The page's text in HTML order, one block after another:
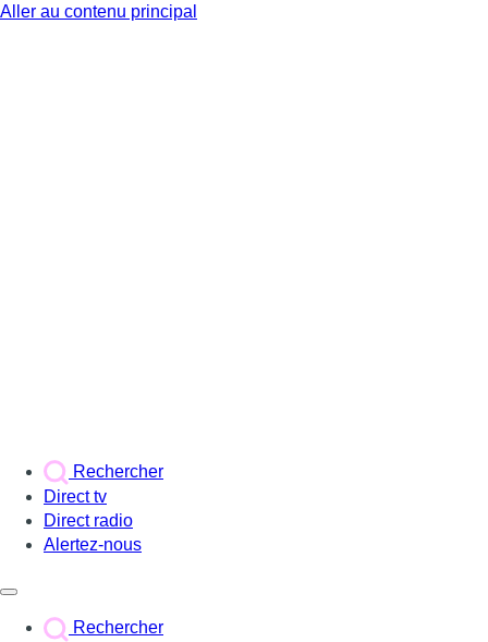
Aller au contenu principal
Rechercher
Direct tv
Direct radio
Alertez-nous
Rechercher